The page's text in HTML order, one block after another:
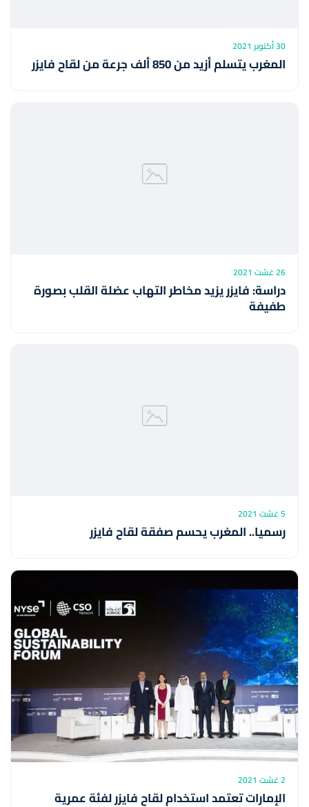
30 أكتوبر 2021
المغرب يتسلم أزيد من 850 ألف جرعة من لقاح فايزر
26 غشت 2021
دراسة: فايزر يزيد مخاطر التهاب عضلة القلب بصورة
طفيفة
5 غشت 2021
رسميا.. المغرب يحسم صفقة لقاح فايزر
2 غشت 2021
الإمارات تعتمد استخدام لقاح فايزر لفئة عمرية